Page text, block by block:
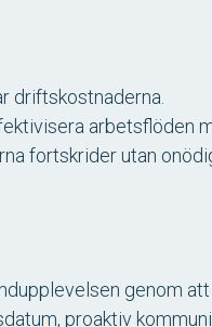
driftskostnaderna.
arbetsflöden
fortskrider utan
genom att
proaktiv